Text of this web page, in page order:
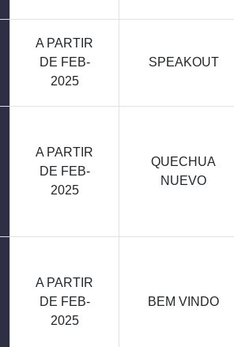
A PARTIR
DE FEB-
2025
SPEAKOUT
A PARTIR
DE FEB-
2025
QUECHUA
NUEVO
A PARTIR
DE FEB-
2025
BEM VINDO